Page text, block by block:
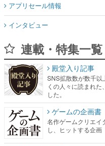
アプリセール情報
インタビュー
連載・特集一覧
殿堂入り記事
SNS拡散数が数千以
くの人々に読まれた
した。
ゲームの企画書
名作ゲームクリエイ
し、ヒットする企画